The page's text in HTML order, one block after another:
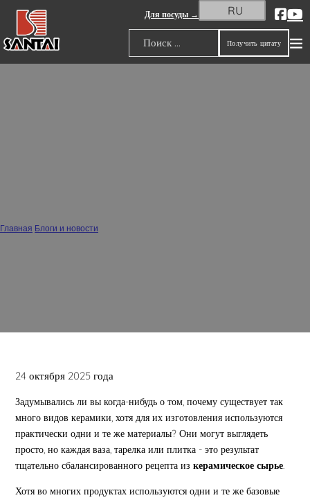
Для посуды → RU
Поиск
Получить цитату
Главная Блоги и новости
24 октября 2025 года
Задумывались ли вы когда-нибудь о том, почему существует так
много видов керамики, хотя для их изготовления используются
практически одни и те же материалы? Они могут выглядеть
просто, но каждая ваза, тарелка или плитка - это результат
тщательно сбалансированного рецепта изкерамическое сырье.
Хотя во многих продуктах используются одни и те же базовые